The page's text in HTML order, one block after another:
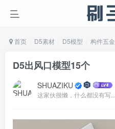
首页 D5素材 D5模型 构件五金
D5出风口模型15个
SHUAZIKU
这家伙很懒，什么都没有写...